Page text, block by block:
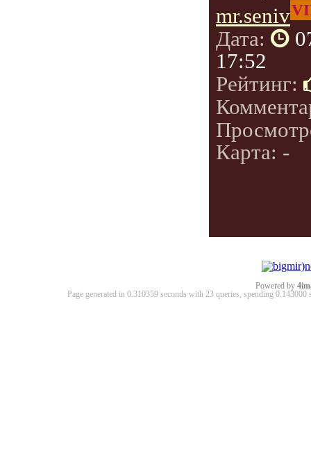
mr.seniv
Дата:
17:52
Рейтинг:
Карта: -
Powered by
Page generated in 0.310359 seconds with 23 queries, spending